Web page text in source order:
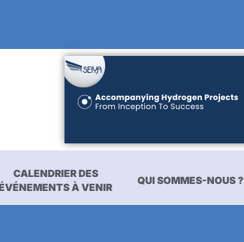
CALENDRIER DES
À VENIR
QUI SOMMES-NOUS ?